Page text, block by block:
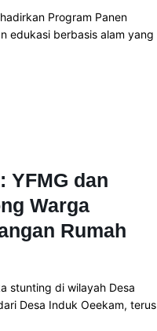
Program Panen
edukasi berbasis alam yang
YFMG dan
Warga
Rumah
stunting di wilayah Desa
Desa Induk Oeekam, terus